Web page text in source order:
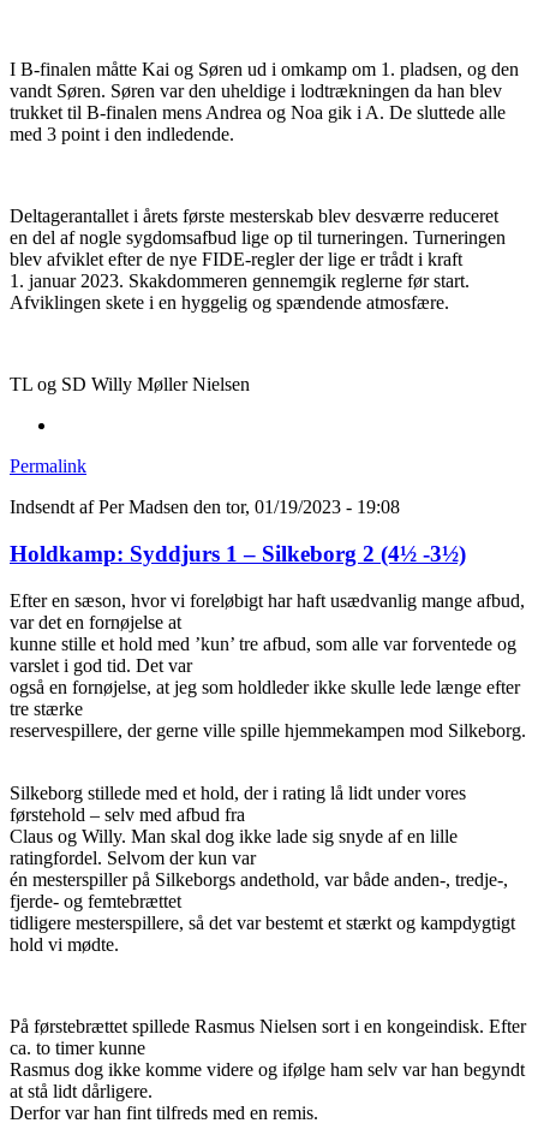
I B-finalen måtte Kai og Søren ud i omkamp om 1. pladsen, og den
vandt Søren. Søren var den uheldige i lodtrækningen da han blev
trukket til B-finalen mens Andrea og Noa gik i A. De sluttede alle
med 3 point i den indledende.
Deltagerantallet i årets første mesterskab blev desværre reduceret
en del af nogle sygdomsafbud lige op til turneringen. Turneringen
blev afviklet efter de nye FIDE-regler der lige er trådt i kraft
1. januar 2023. Skakdommeren gennemgik reglerne før start.
Afviklingen skete i en hyggelig og spændende atmosfære.
TL og SD Willy Møller Nielsen
Permalink
Indsendt afPer Madsen den tor, 01/19/2023 - 19:08
Holdkamp: Syddjurs 1 – Silkeborg 2 (4½ -3½)
Efter en sæson, hvor vi foreløbigt har haft usædvanlig mange afbud,
var det en fornøjelse at
kunne stille et hold med ’kun’ tre afbud, som alle var forventede og
varslet i god tid. Det var
også en fornøjelse, at jeg som holdleder ikke skulle lede længe efter
tre stærke
reservespillere, der gerne ville spille hjemmekampen mod Silkeborg.
Silkeborg stillede med et hold, der i rating lå lidt under vores
førstehold – selv med afbud fra
Claus og Willy. Man skal dog ikke lade sig snyde af en lille
ratingfordel. Selvom der kun var
én mesterspiller på Silkeborgs andethold, var både anden-, tredje-,
fjerde- og femtebrættet
tidligere mesterspillere, så det var bestemt et stærkt og kampdygtigt
hold vi mødte.
På førstebrættet spillede Rasmus Nielsen sort i en kongeindisk. Efter
ca. to timer kunne
Rasmus dog ikke komme videre og ifølge ham selv var han begyndt
at stå lidt dårligere.
Derfor var han fint tilfreds med en remis.